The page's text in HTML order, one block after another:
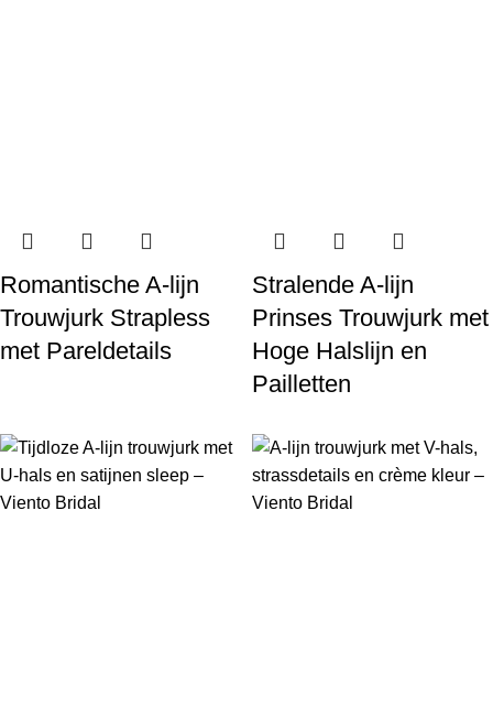
Romantische A-lijn
Trouwjurk Strapless
met Pareldetails
Stralende A-lijn
Prinses Trouwjurk met
Hoge Halslijn en
Pailletten